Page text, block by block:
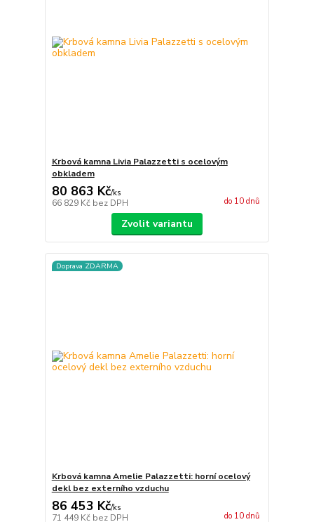
Krbová kamna Livia Palazzetti s ocelovým
obkladem
80 863 Kč/ks
66 829 Kč bez DPH do 10 dnů
Zvolit variantu
Doprava ZDARMA
Krbová kamna Amelie Palazzetti: horní ocelový
dekl bez externího vzduchu
86 453 Kč/ks
71 449 Kč bez DPH do 10 dnů